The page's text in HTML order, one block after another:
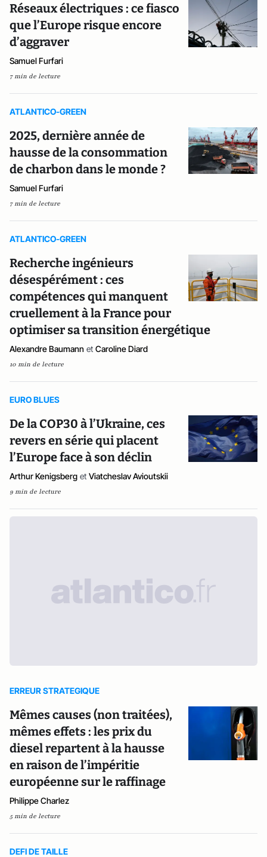
Réseaux électriques : ce fiasco
que l’Europe risque encore
d’aggraver
Samuel Furfari
7 min de lecture
ATLANTICO-GREEN
2025, dernière année de
hausse de la consommation
de charbon dans le monde ?
Samuel Furfari
7 min de lecture
ATLANTICO-GREEN
Recherche ingénieurs
désespérément : ces
compétences qui manquent
cruellement à la France pour
optimiser sa transition énergétique
Alexandre Baumann et Caroline Diard
10 min de lecture
EURO BLUES
De la COP30 à l’Ukraine, ces
revers en série qui placent
l’Europe face à son déclin
Arthur Kenigsberg et Viatcheslav Avioutskii
9 min de lecture
ERREUR STRATEGIQUE
Mêmes causes (non traitées),
mêmes effets : les prix du
diesel repartent à la hausse
en raison de l’impéritie
européenne sur le raffinage
Philippe Charlez
5 min de lecture
DEFI DE TAILLE